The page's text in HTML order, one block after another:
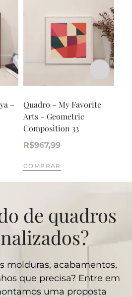
–
Quadro – My Favorite
Arts – Geometric
Composition 33
R$967,99
COMPRAR
de quadros
molduras, acabamentos,
que precisa? Entre em
uma proposta